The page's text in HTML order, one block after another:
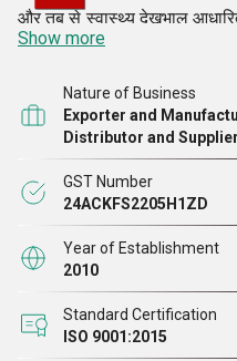
और तब से स्वास्थ्य देखभाल
एक उल्लेखनीय निर्माता,
“हम केवल थोक विक्रेताओं,
पूछताछ
Show more
Nature of Business
Exporter and
Distributor and
GST Number
24ACKFS2205H1ZD
Year of Establishment
2010
Standard Certification
ISO 9001:2015